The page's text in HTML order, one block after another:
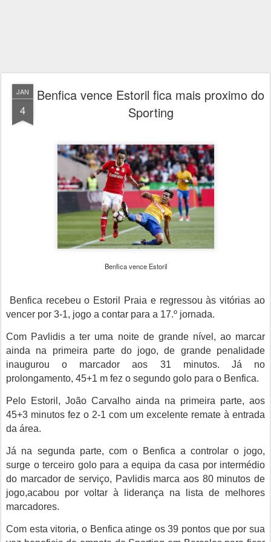
JAN
4
Benfica vence Estoril fica mais proximo do
Sporting
Benfica vence Estoril
Benfica recebeu o Estoril Praia e regressou às vitórias ao
vencer por 3-1, jogo a contar para a 17.º jornada.
Com Pavlidis a ter uma noite de grande nível, ao marcar
ainda na primeira parte do jogo, de grande penalidade
inaugurou o marcador aos 31 minutos. Já no
prolongamento, 45+1 m fez o segundo golo para o Benfica.
Pelo Estoril, João Carvalho ainda na primeira parte, aos
45+3 minutos fez o 2-1 com um excelente remate à entrada
da área.
Já na segunda parte, com o Benfica a controlar o jogo,
surge o terceiro golo para a equipa da casa por intermédio
do marcador de serviço, Pavlidis marca aos 80 minutos de
jogo,acabou por voltar à liderança na lista de melhores
marcadores.
Com esta vitoria, o Benfica atinge os 39 pontos que por sua